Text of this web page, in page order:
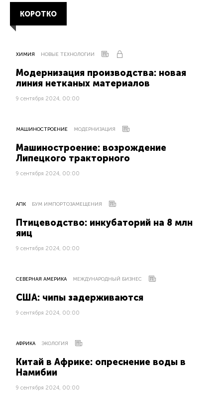
КОРОТКО
ХИМИЯ НОВЫЕ ТЕХНОЛОГИИ
Модернизация производства: новая
линия нетканых материалов
9 сентября 2024, 00:00
МАШИНОСТРОЕНИЕ МОДЕРНИЗАЦИЯ
Машиностроение: возрождение
Липецкого тракторного
9 сентября 2024, 00:00
АПК БУМ ИМПОРТОЗАМЕЩЕНИЯ
Птицеводство: инкубаторий на 8 млн
яиц
9 сентября 2024, 00:00
СЕВЕРНАЯ АМЕРИКА МЕЖДУНАРОДНЫЙ БИЗНЕС
США: чипы задерживаются
9 сентября 2024, 00:00
АФРИКА ЭКОЛОГИЯ
Китай в Африке: опреснение воды в
Намибии
9 сентября 2024, 00:00